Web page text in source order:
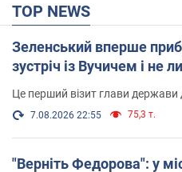
TOP NEWS
Зеленський вперше
зустріч із Вучичем і не
Це перший візит глави держави
7.08.2026 22:55 75,3 т.
"Верніть Федорова": у